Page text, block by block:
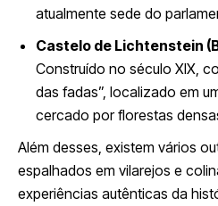
atualmente sede do
Castelo de Lichtenstein
Construído no século XIX,
das fadas”, localizado em
cercado por florestas
Além desses, existem vários
espalhados em vilarejos e
experiências autênticas da